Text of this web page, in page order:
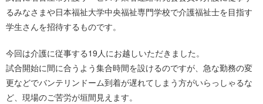
るみなさまや日本福祉大学中央福祉専門学校で介護福祉士を目指す
学生さんを招待するものです。
今回は介護に従事する19人にお越しいただきました。
試合開始に間に合うよう集合時間を設けるのですが、急な勤務の変
更などでバンテリンドーム到着が遅れてしまう方がいらっしゃるな
ど、現場のご苦労が垣間見えます。